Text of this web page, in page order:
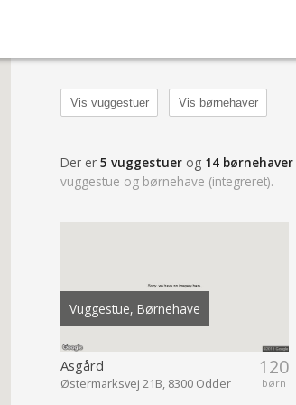
Vis vuggestuer Vis børnehaver
Der er5 vuggestuer og 14 børnehaver
vuggestue og børnehave (integreret).
Vuggestue, Børnehave
120
børn
Asgård
Østermarksvej 21B, 8300 Odder